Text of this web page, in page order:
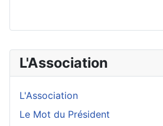
L'Association
L'Association
Le Mot du Président